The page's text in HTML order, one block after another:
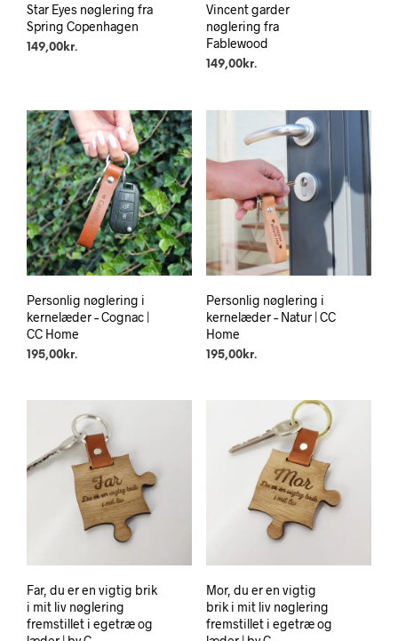
Star Eyes nøglering fra
Spring Copenhagen
149,00 kr.
Vincent garder
nøglering fra
Fablewood
149,00kr.
Personlig nøglering i
kernelæder – Cognac |
CC Home
195,00 kr.
Personlig nøglering i
kernelæder – Natur | CC
Home
195,00kr.
Far, du er en vigtig brik
i mit liv nøglering
fremstillet i egetræ og
Mor, du er en vigtig
brik i mit liv nøglering
fremstillet i egetræ og